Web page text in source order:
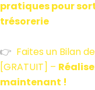
pratiques pour
trésorerie
👉 Faites un Bilan
[GRATUIT] –
maintenant !